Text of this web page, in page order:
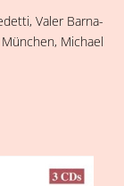
Valer Barna-
Michael